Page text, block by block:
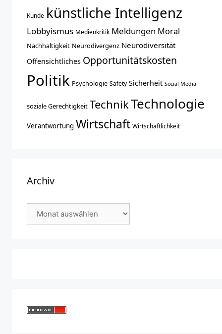
Kunde künstliche Intelligenz
Lobbyismus Medienkritik Meldungen Moral
Nachhaltigkeit Neurodivergenz Neurodiversität
Offensichtliches Opportunitätskosten
Politik Psychologie Safety Sicherheit Social Media
soziale Gerechtigkeit TechnikTechnologie
Verantwortung Wirtschaft Wirtschaftlichkeit
Archiv
Archiv